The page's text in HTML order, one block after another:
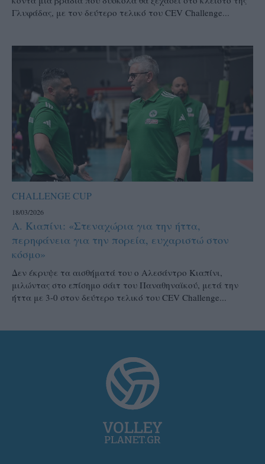
Γλυφάδας, με τον δεύτερο τελικό του CEV Challenge...
CHALLENGE CUP
18/03/2026
Α. Κιαπίνι: «Στεναχώρια για την ήττα,
περηφάνεια για την πορεία, ευχαριστώ στον
κόσμο»
Δεν έκρυψε τα αισθήματά του ο Αλεσάντρο Κιαπίνι,
μιλώντας στο επίσημο σάιτ του Παναθηναϊκού, μετά την
ήττα με 3-0 στον δεύτερο τελικό του CEV Challenge...